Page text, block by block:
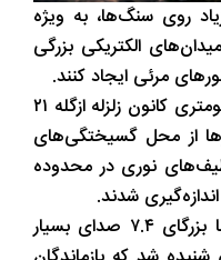
روی سنگ‌ها، به ویژه
الکتریکی بزرگی
مرئی ایجاد کنند.
فیلم دوربین‌های امنیتی در ۱۴۰ کیلومتری کانون زلزله ازگله ۲۱
نورها از محل گسیختگی‌های
نوری در محدوده
در زلزله طبس ۲۵ شهریور ۱۳۵۷ با بزرگای ۷.۴ صدای بسیار